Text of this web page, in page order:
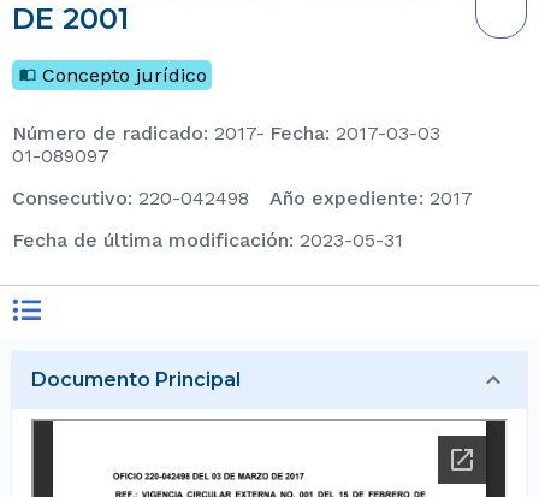
DE 2001
Concepto jurídico
Número de radicado: 2017-
01-089097
Fecha: 2017-03-03
consecutivo: 220-042498 Año expediente: 2017
Fecha de última modificación: 2023-05-31
Documento Principal